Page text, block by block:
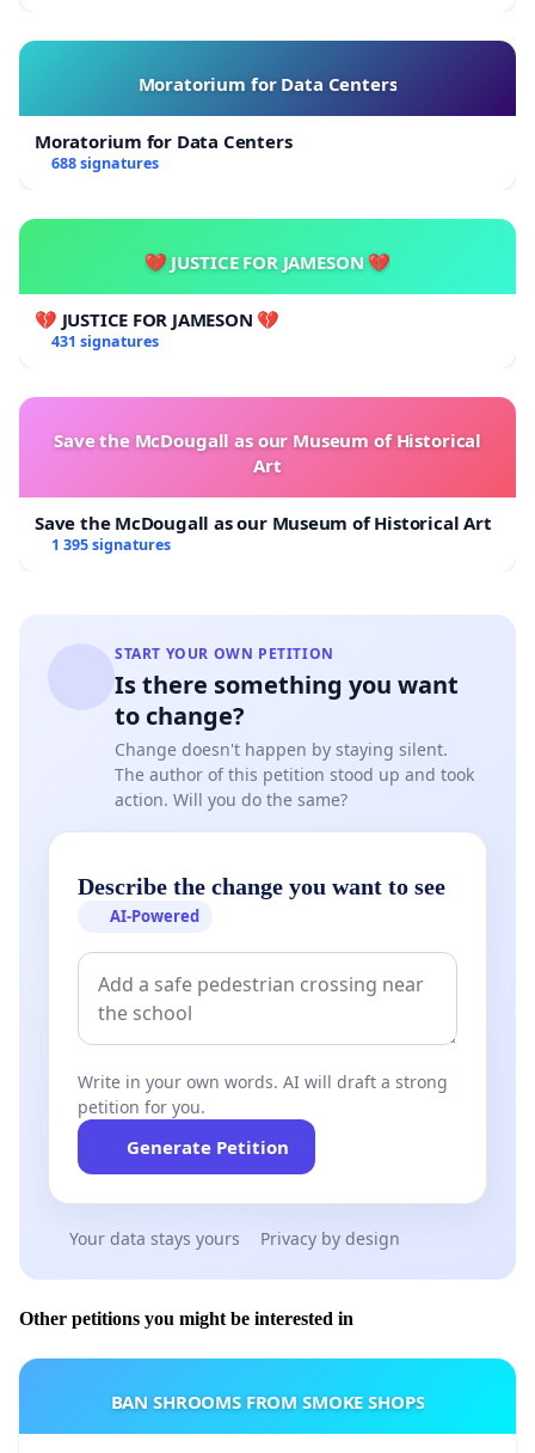
19- دکتر عبدالرسول صداقت
21- دکتر کاظم عباسیون
22-دکتر مسعود فلاحی
23- دکتر فاطمه نعمت الهی
26- دکتر محمود جباروند ـ انجمن علمی چشم پزشکی ایران
توانبخشی ایران
42- دکتر مسعود مهرپور ـ انجمن علمی استروک ایران
Moratorium for Data Centers
Moratorium for Data Centers
688 signatures
💔 JUSTICE FOR JAMESON 💔
💔 JUSTICE FOR JAMESON 💔
431 signatures
Save the McDougall as our Museum of Historical
Art
Save the McDougall as our Museum of Historical Art
1 395 signatures
START YOUR OWN PETITION
Is there something you want
to change?
Change doesn't happen by staying silent.
The author of this petition stood up and took
action. Will you do the same?
Describe the change you want to see
AI-Powered
Write in your own words. AI will draft a strong
petition for you.
Generate Petition
Your data stays yours Privacy by design
Other petitions you might be interested in
BAN SHROOMS FROM SMOKE SHOPS